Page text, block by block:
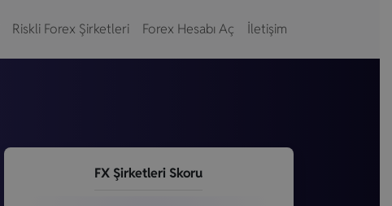
Riskli Forex Şirketleri Forex Hesabı Aç İletişim
FX Şirketleri Skoru